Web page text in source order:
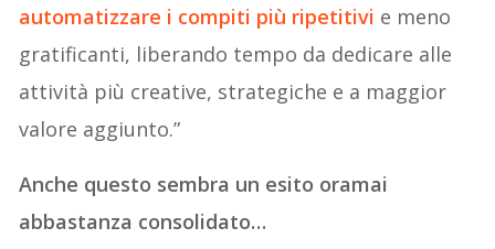
automatizzare i compiti più ripetitivi e meno
gratificanti, liberando tempo da dedicare alle
attività più creative, strategiche e a maggior
valore aggiunto.”
Anche questo sembra un esito oramai
abbastanza consolidato…